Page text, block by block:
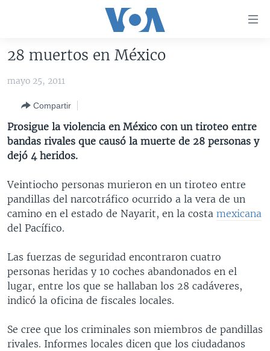
accesibilidad
al
principal
Salte
al
navegador
Salte
búsqueda
AMÉRICA DEL NORTE
EEUU
MÉXICO
HAITÍ
ELECCIONES EEUU 2024
ELECCIONES EEUU
VOTO DIVIDIDO
VOA VERIFICA
VOA VERIFICA UCRANIA/RUSIA
VOA VERIFICA INMIGRACIÓN
AMÉRICA LATINA
ARGENTINA
COLOMBIA
CHILE
ECUADOR
VENEZUELA
BRASIL
CHINA EN AMÉRICA LATINA
COSTA RICA
EL SALVADOR
HONDURAS
NICARAGUA
OTRAS SECCIONES
INMIGRACIÓN
MUNDO
ENTRETENIMIENTO Y CULTURA
TECNOLOGÍA
DEPORTES
ESPECIALES DE LA VOA
UCRANIA
MULTIMEDIA
VIDEOS
FOTOGRAFÍA
AUDIOS
PROGRAMAS TV
EL MUNDO AL DÍA
FORO INTERAMERICANO
RADIO
AVANCE INFORMATIVO
DIRECT
28 muertos en México
mayo 25, 2011
Compartir
Prosigue la violencia en México con un tiroteo entre
bandas rivales que causó la muerte de 28 personas y
dejó 4 heridos.
Veintiocho personas murieron en un tiroteo entre
pandillas del narcotráfico ocurrido a la vera de un
camino en el estado de Nayarit, en la costa mexicana
del Pacífico.
Las fuerzas de seguridad encontraron cuatro
personas heridas y 10 coches abandonados en el
lugar, entre los que se hallaban los 28 cadáveres,
indicó la oficina de fiscales locales.
Se cree que los criminales son miembros de pandillas
rivales. Informes locales dicen que los ciudadanos